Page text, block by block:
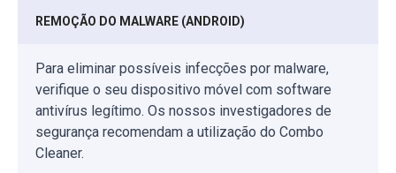
REMOÇÃO DO MALWARE (ANDROID)
Para eliminar possíveis infecções por malware,
verifique o seu dispositivo móvel com software
antivírus legítimo. Os nossos investigadores de
segurança recomendam a utilização do Combo
Cleaner.